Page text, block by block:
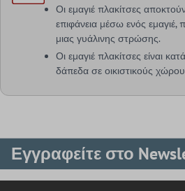
Οι εμαγιέ πλακίτσες
επιφάνεια μέσω ενός εμαγιέ,
μιας γυάλινης στρώσης.
Οι εμαγιέ πλακίτσες είναι
δάπεδα σε οικιστικούς
Εγγραφείτε στο